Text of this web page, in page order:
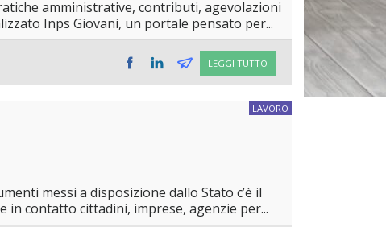
amministrative, contributi, agevolazioni
Inps Giovani, un portale pensato per...
LEGGI TUTTO
LAVORO
messi a disposizione dallo Stato c’è il
in contatto cittadini, imprese, agenzie per...